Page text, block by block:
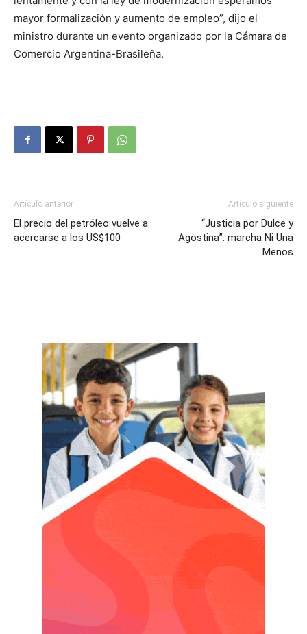
mayor formalización y aumento de empleo”, dijo el
ministro durante un evento organizado por la Cámara de
Comercio Argentina-Brasileña.
Artículo anterior
El precio del petróleo vuelve a
acercarse a los US$100
Artículo siguiente
“Justicia por Dulce y
Agostina”: marcha Ni Una
Menos